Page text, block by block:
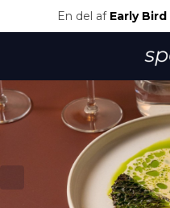
En del af Early Bird